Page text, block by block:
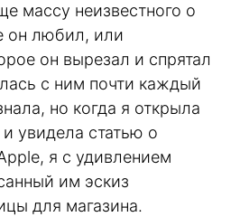
массу неизвестного о
он любил, или
он вырезал и спрятал
с ним почти каждый
но когда я открыла
увидела статью о
я с удивлением
им эскиз
для магазина.